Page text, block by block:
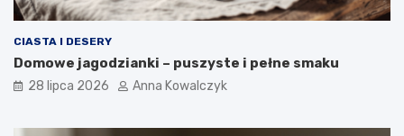
CIASTA I DESERY
Domowe jagodzianki – puszyste i pełne smaku
28 lipca 2026 Anna Kowalczyk